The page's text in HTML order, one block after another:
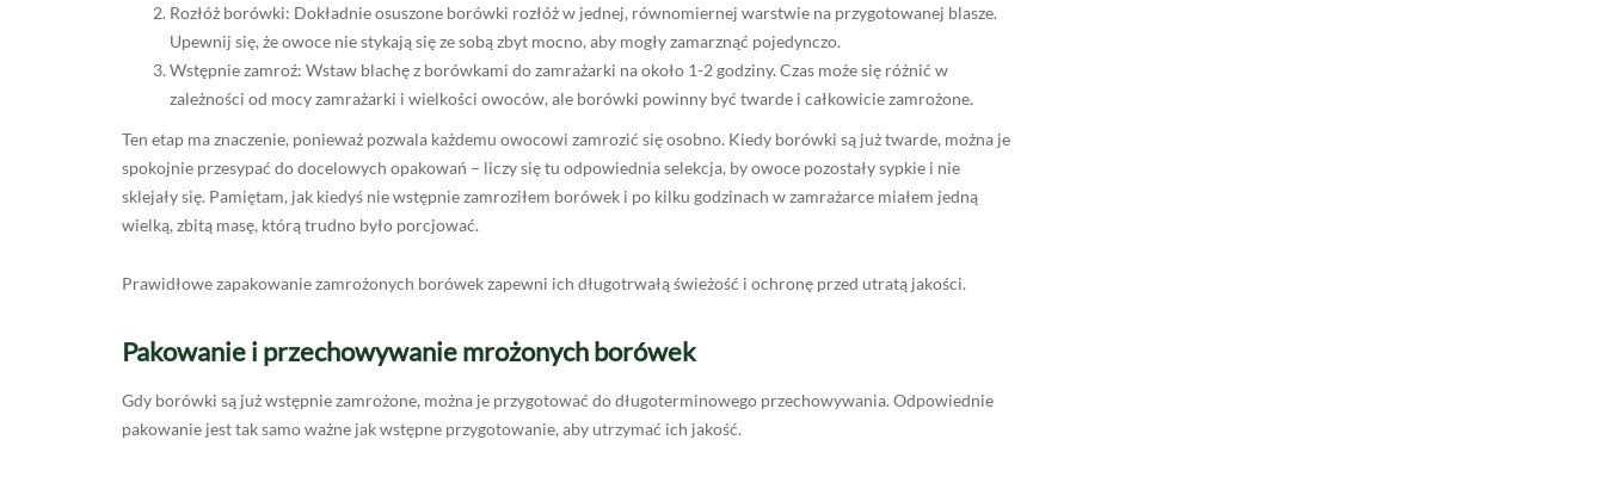
Rozłóż borówki: Dokładnie osuszone borówki rozłóż w jednej, równomiernej warstwie na przygotowanej blasze.
Upewnij się, że owoce nie stykają się ze sobą zbyt mocno, aby mogły zamarznąć pojedynczo.
Wstępnie zamroź: Wstaw blachę z borówkami do zamrażarki na około 1-2 godziny. Czas może się różnić w
zależności od mocy zamrażarki i wielkości owoców, ale borówki powinny być twarde i całkowicie zamrożone.
Ten etap ma znaczenie, ponieważ pozwala każdemu owocowi zamrozić się osobno. Kiedy borówki są już twarde, można je
spokojnie przesypać do docelowych opakowań – liczy się tu odpowiednia selekcja, by owoce pozostały sypkie i nie
sklejały się. Pamiętam, jak kiedyś nie wstępnie zamroziłem borówek i po kilku godzinach w zamrażarce miałem jedną
wielką, zbitą masę, którą trudno było porcjować.
Prawidłowe zapakowanie zamrożonych borówek zapewni ich długotrwałą świeżość i ochronę przed utratą jakości.
Pakowanie i przechowywanie mrożonych borówek
Gdy borówki są już wstępnie zamrożone, można je przygotować do długoterminowego przechowywania. Odpowiednie
pakowanie jest tak samo ważne jak wstępne przygotowanie, aby utrzymać ich jakość.